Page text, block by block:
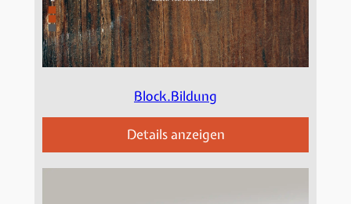
Block.Bildung
Details anzeigen